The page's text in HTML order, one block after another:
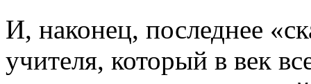
И, наконец, последнее
учителя, который в век